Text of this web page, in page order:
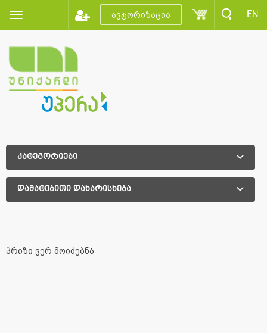
ავტორიზაცია EN
კატეგორიები
დამატებითი დახარისხება
პრიზი ვერ მოიძებნა